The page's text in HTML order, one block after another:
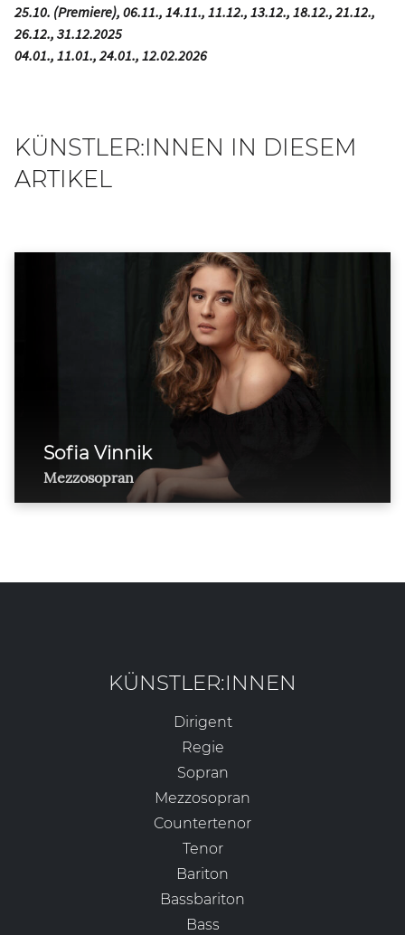
25.10. (Premiere), 06.11., 14.11., 11.12., 13.12., 18.12., 21.12.,
26.12., 31.12.2025
04.01., 11.01., 24.01., 12.02.2026
KÜNSTLER:INNEN IN DIESEM
ARTIKEL
Sofia Vinnik
Mezzosopran
KÜNSTLER:INNEN
Dirigent
Regie
Sopran
Mezzosopran
Countertenor
Tenor
Bariton
Bassbariton
Bass